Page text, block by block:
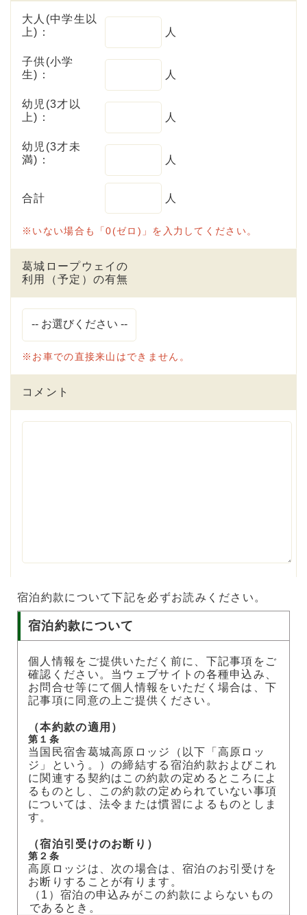
大人(中学生以
上)：
人
子供(小学
生)：
人
幼児(3才以
上)：
人
幼児(3才未
満)：
人
合計 人
※いない場合も「0(ゼロ)」を入力してください。
葛城ロープウェイの
利用（予定）の有無
※お車での直接来山はできません。
コメント
宿泊約款について下記を必ずお読みください。
宿泊約款について
個人情報をご提供いただく前に、下記事項をご
確認ください。当ウェブサイトの各種申込み、
お問合せ等にて個人情報をいただく場合は、下
記事項に同意の上ご提供ください。
（本約款の適用）
第１条
当国民宿舎葛城高原ロッジ（以下「高原ロッ
ジ」という。）の締結する宿泊約款およびこれ
に関連する契約はこの約款の定めるところによ
るものとし、この約款の定められていない事項
については、法令または慣習によるものとしま
す。
（宿泊引受けのお断り）
第２条
高原ロッジは、次の場合は、宿泊のお引受けを
お断りすることが有ります。
（1）宿泊の申込みがこの約款によらないもの
であるとき。